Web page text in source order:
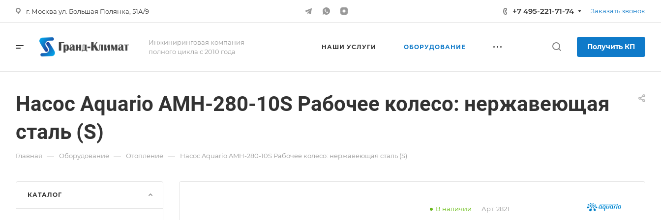
г. Москва ул. Большая Полянка, 51А/9 +7 495-221-71-74 Заказать звонок
Инжиниринговая компания
полного цикла с 2010 года
НАШИ УСЛУГИ ОБОРУДОВАНИЕ Получить КП
Насос Aquario AMH-280-10S Рабочее колесо: нержавеющая
сталь (S)
Главная — Оборудование — Отопление — Насос Aquario AMH-280-10S Рабочее колесо: нержавеющая сталь (S)
В наличии Арт. 2821
КАТАЛОГ